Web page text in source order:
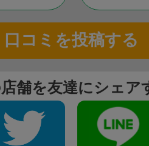
口コミを投稿する
舗を友達にシェア